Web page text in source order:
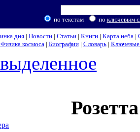
по текстам по ключевым
дня | Новости | Статьи | Книги | Карта неба |
Физика космоса| Биографии| Словарь| Ключевые